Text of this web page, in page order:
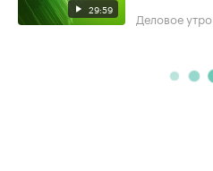
29:59 Деловое утро